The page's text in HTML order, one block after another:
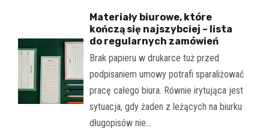
Materiały biurowe, które
kończą się najszybciej – lista
do regularnych zamówień
Brak papieru w drukarce tuż przed
podpisaniem umowy potrafi sparaliżować
pracę całego biura. Równie irytująca jest
sytuacja, gdy żaden z leżących na biurku
długopisów nie…